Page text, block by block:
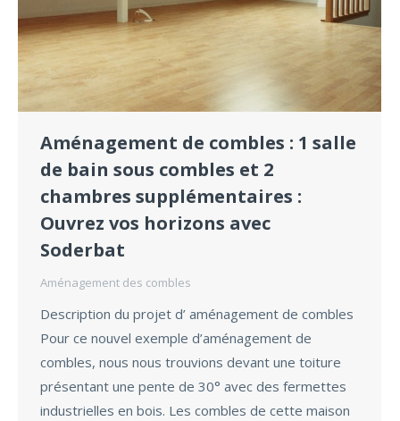
Aménagement de combles : 1 salle
de bain sous combles et 2
chambres supplémentaires :
Ouvrez vos horizons avec
Soderbat
Aménagement des combles
Description du projet d’ aménagement de combles
Pour ce nouvel exemple d’aménagement de
combles, nous nous trouvions devant une toiture
présentant une pente de 30° avec des fermettes
industrielles en bois. Les combles de cette maison